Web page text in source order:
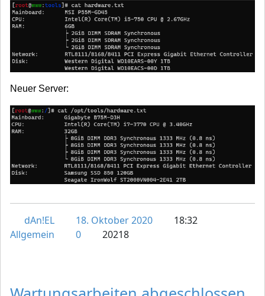
Neuer Server:
dAn!EL 18. Oktober 2020
18:32
Allgemein
0 20218